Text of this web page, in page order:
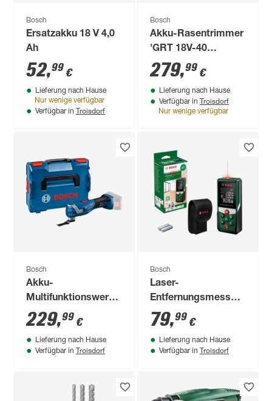
Bosch
Ersatzakku 18 V 4,0
Ah
52,99 €
Lieferung nach Hause
Nur wenige verfügbar
Verfügbar in Troisdorf
Bosch
Akku-Rasentrimmer
'GRT 18V-40
Professional' ohne
Akku und Ladegerät
279,99 €
Lieferung nach Hause
Verfügbar in Troisdorf
Nur wenige verfügbar
Bosch
Akku-
Multifunktionswerkzeug
'GOP 18V-34
Professional' 18 V
ohne Akku und
Ladegerät
229,99 €
Lieferung nach Hause
Verfügbar in Troisdorf
Bosch
Laser-
Entfernungsmesser
'UniversalDistance
50C' mit Tasche und
Batterien
79,99 €
Lieferung nach Hause
Verfügbar in Troisdorf